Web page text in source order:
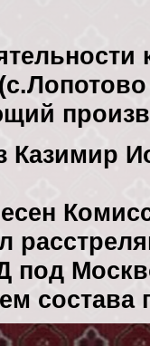
Казимир
под